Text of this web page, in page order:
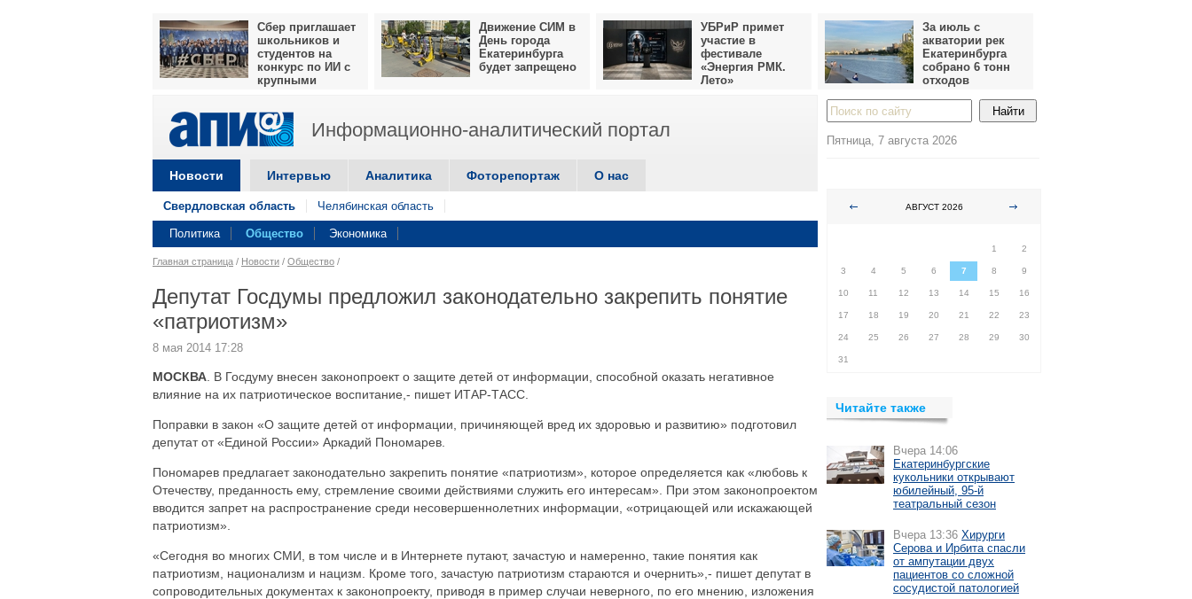
Сбер приглашает
школьников и
студентов на
конкурс по ИИ с
крупными
Движение СИМ в
День города
Екатеринбурга
будет запрещено
УБРиР примет
участие в
фестивале
«Энергия РМК.
Лето»
За июль с
акватории рек
Екатеринбурга
собрано 6 тонн
отходов
Информационно-аналитический портал
Новости Интервью Аналитика Фоторепортаж О нас
Свердловская область Челябинская область
Политика Общество Экономика
Главная страница / Новости / Общество /
Депутат Госдумы предложил законодательно закрепить понятие
«патриотизм»
8 мая 2014 17:28
МОСКВА . В Госдуму внесен законопроект о защите детей от информации, способной оказать негативное
влияние на их патриотическое воспитание,- пишет ИТАР-ТАСС.
Поправки в закон «О защите детей от информации, причиняющей вред их здоровью и развитию» подготовил
депутат от «Единой России» Аркадий Пономарев.
Пономарев предлагает законодательно закрепить понятие «патриотизм», которое определяется как «любовь к
Отечеству, преданность ему, стремление своими действиями служить его интересам». При этом законопроектом
вводится запрет на распространение среди несовершеннолетних информации, «отрицающей или искажающей
патриотизм».
«Сегодня во многих СМИ, в том числе и в Интернете путают, зачастую и намеренно, такие понятия как
патриотизм, национализм и нацизм. Кроме того, зачастую патриотизм стараются и очернить»,- пишет депутат в
сопроводительных документах к законопроекту, приводя в пример случаи неверного, по его мнению, изложения
Пятница, 7 августа 2026
АВГУСТ 2026
1
2
3 4 5 6 7 8 9
10 11 12 13 14 15 16
17 18 19 20 21 22 23
24 25 26 27 28 29 30
31
Читайте также
Вчера 14:06
Екатеринбургские
кукольники открывают
юбилейный, 95-й
театральный сезон
Вчера 13:36 Хирурги
Серова и Ирбита спасли
от ампутации двух
пациентов со сложной
сосудистой патологией